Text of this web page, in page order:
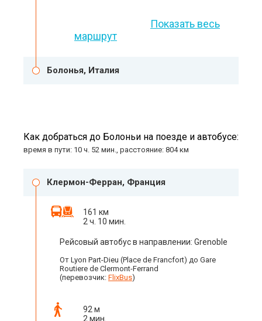
Показать весь
маршрут
Болонья, Италия
Как добраться до Болоньи на поезде и автобусе:
время в пути: 10 ч. 52 мин., расстояние: 804 км
Клермон-Ферран, Франция
161 км
2 ч. 10 мин.
Рейсовый автобус в направлении: Grenoble
От Lyon Part-Dieu (Place de Francfort) до Gare
Routiere de Clermont-Ferrand
(перевозчик: FlixBus)
92 м
2 мин.